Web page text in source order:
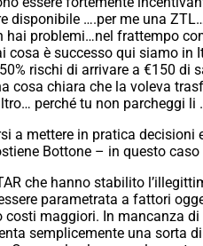
disponibile ….per me una
hai problemi…nel frattempo
cosa è successo qui siamo
rischi di arrivare a €150 di
cosa chiara che la voleva
perché tu non parcheggi li
a mettere in pratica
Bottone – in questo
che hanno stabilito
parametrata a fattori
maggiori. In mancanza
semplicemente una sorta